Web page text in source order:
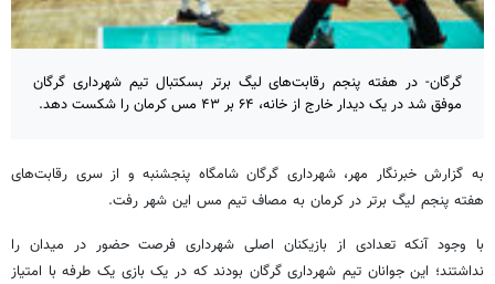
گرگان- در هفته پنجم رقابت‌های لیگ برتر بسکتبال تیم شهرداری گرگان
موفق شد در یک دیدار خارج از خانه، ۶۴ بر ۴۳ مس کرمان را شکست دهد.
به گزارش خبرنگار مهر، شهرداری گرگان شامگاه پنجشنبه و از سری رقابت‌های
هفته پنجم لیگ برتر در کرمان به مصاف تیم مس این شهر رفت.
با وجود آنکهتعدادی از بازیکنان اصلی شهرداری فرصتحضور در میدان را
نداشتند؛ این جوانان تیم شهرداری گرگان بودند که در یک بازی یک طرفهبا امتیاز